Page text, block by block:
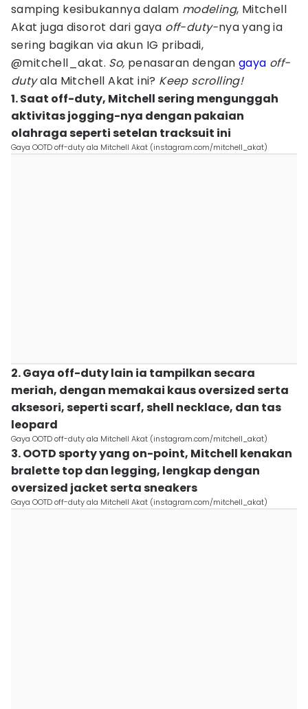
samping kesibukannya dalam modeling, Mitchell
Akat juga disorot dari gaya off-duty-nya yang ia
sering bagikan via akun IG pribadi,
@mitchell_akat. So, penasaran dengan gaya off-
dutyala Mitchell Akat ini? Keep scrolling!
1. Saat off-duty, Mitchell sering mengunggah
aktivitas jogging-nya dengan pakaian
olahraga seperti setelan tracksuit ini
Gaya OOTD off-duty ala Mitchell Akat (instagram.com/mitchell_akat)
2. Gaya off-duty lain ia tampilkan secara
meriah, dengan memakai kaus oversized serta
aksesori, seperti scarf, shell necklace, dan tas
leopard
Gaya OOTD off-duty ala Mitchell Akat (instagram.com/mitchell_akat)
3. OOTD sporty yang on-point, Mitchell kenakan
bralette top dan legging, lengkap dengan
oversized jacket serta sneakers
Gaya OOTD off-duty ala Mitchell Akat (instagram.com/mitchell_akat)